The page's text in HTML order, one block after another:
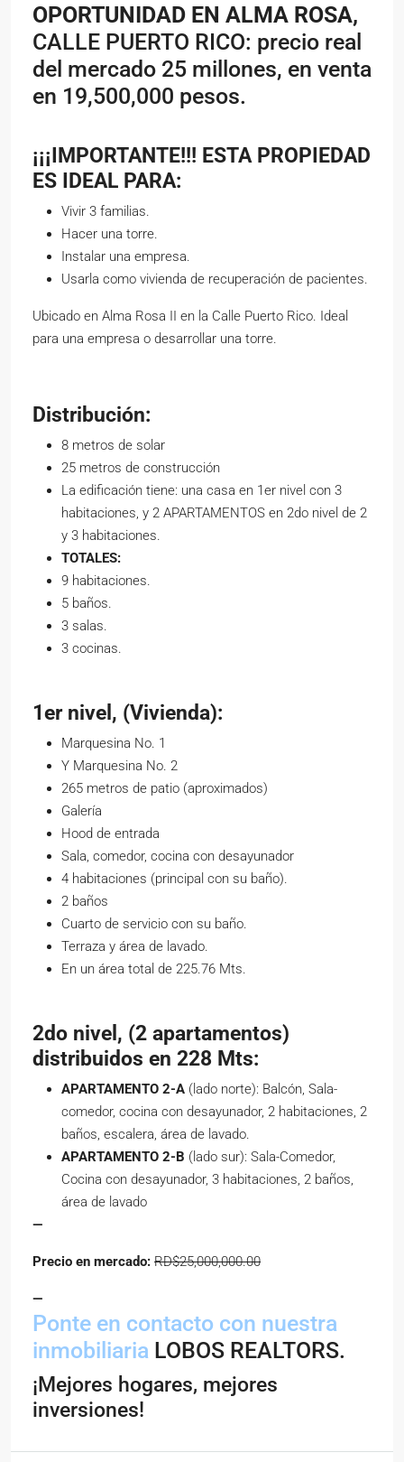
OPORTUNIDAD EN ALMA ROSA,
CALLE PUERTO RICO: precio real
del mercado 25 millones, en venta
en 19,500,000 pesos.
¡¡¡IMPORTANTE!!! ESTA PROPIEDAD
ES IDEAL PARA:
Vivir 3 familias.
Hacer una torre.
Instalar una empresa.
Usarla como vivienda de recuperación de pacientes.
Ubicado en Alma Rosa II en la Calle Puerto Rico. Ideal
para una empresa o desarrollar una torre.
Distribución:
8 metros de solar
25 metros de construcción
La edificación tiene: una casa en 1er nivel con 3
habitaciones, y 2 APARTAMENTOS en 2do nivel de 2
y 3 habitaciones.
TOTALES:
9 habitaciones.
5 baños.
3 salas.
3 cocinas.
1er nivel, (Vivienda):
Marquesina No. 1
Y Marquesina No. 2
265 metros de patio (aproximados)
Galería
Hood de entrada
Sala, comedor, cocina con desayunador
4 habitaciones (principal con su baño).
2 baños
Cuarto de servicio con su baño.
Terraza y área de lavado.
En un área total de 225.76 Mts.
2do nivel, (2 apartamentos)
distribuidos en 228 Mts:
APARTAMENTO 2-A (lado norte): Balcón, Sala-
comedor, cocina con desayunador, 2 habitaciones, 2
baños, escalera, área de lavado.
APARTAMENTO 2-B (lado sur): Sala-Comedor,
Cocina con desayunador, 3 habitaciones, 2 baños,
área de lavado
—
Precio en mercado: RD$25,000,000.00
—
Ponte en contacto con nuestra
inmobiliaria LOBOS REALTORS.
¡Mejores hogares, mejores
inversiones!